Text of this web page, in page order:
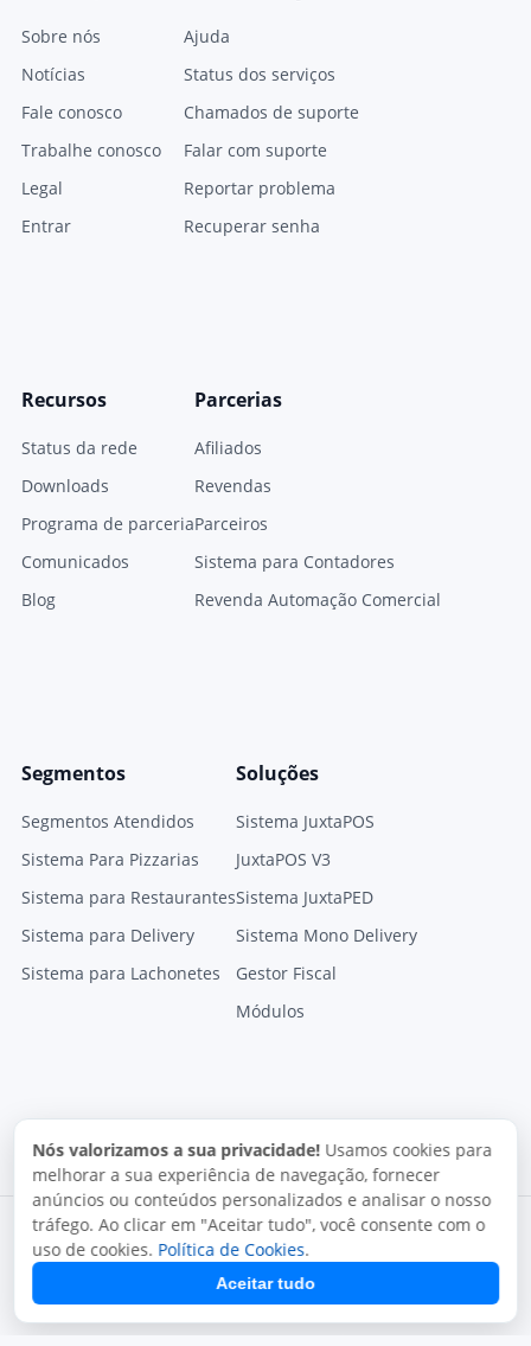
Sobre nós
Notícias
Fale conosco
Trabalhe conosco
Legal
Entrar
Ajuda
Status dos serviços
Chamados de suporte
Falar com suporte
Reportar problema
Recuperar senha
Recursos
Status da rede
Downloads
Programa de parceria
Comunicados
Blog
Parcerias
Afiliados
Revendas
Parceiros
Sistema para Contadores
Revenda Automação Comercial
Segmentos
Segmentos Atendidos
Sistema Para Pizzarias
Sistema para Restaurantes
Sistema para Delivery
Sistema para Lachonetes
Soluções
Sistema JuxtaPOS
JuxtaPOS V3
Sistema JuxtaPED
Sistema Mono Delivery
Gestor Fiscal
Módulos
Nós valorizamos a sua privacidade! Usamos cookies para
melhorar a sua experiência de navegação, fornecer
anúncios ou conteúdos personalizados e analisar o nosso
tráfego. Ao clicar em "Aceitar tudo", você consente com o
uso de cookies. Política de Cookies.
Aceitar tudo